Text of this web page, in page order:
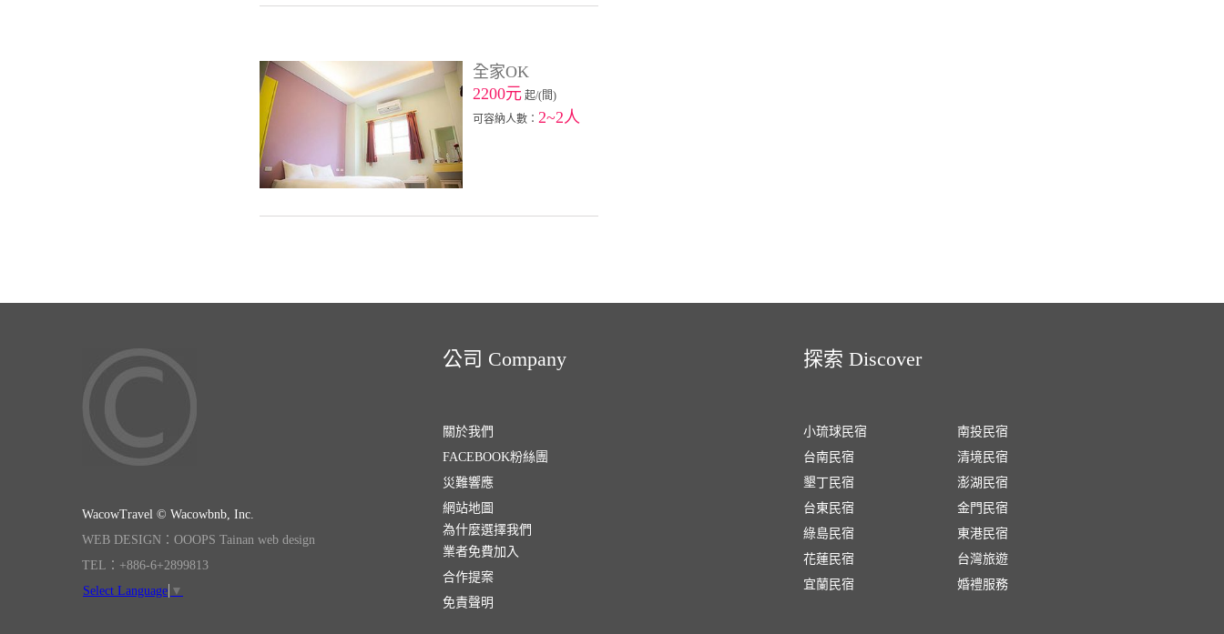
全家OK
2200元 起/(間)
可容納人數： 2~2人
WacowTravel © Wacowbnb, Inc.
WEB DESIGN：OOOPS Tainan web design
TEL：+886-6+2899813
Select Language ▼
公司 Company
關於我們
FACEBOOK粉絲團
災難響應
網站地圖
為什麼選擇我們
業者免費加入
合作提案
免責聲明
探索 Discover
小琉球民宿
台南民宿
墾丁民宿
台東民宿
綠島民宿
花蓮民宿
宜蘭民宿
南投民宿
清境民宿
澎湖民宿
金門民宿
東港民宿
台灣旅遊
婚禮服務